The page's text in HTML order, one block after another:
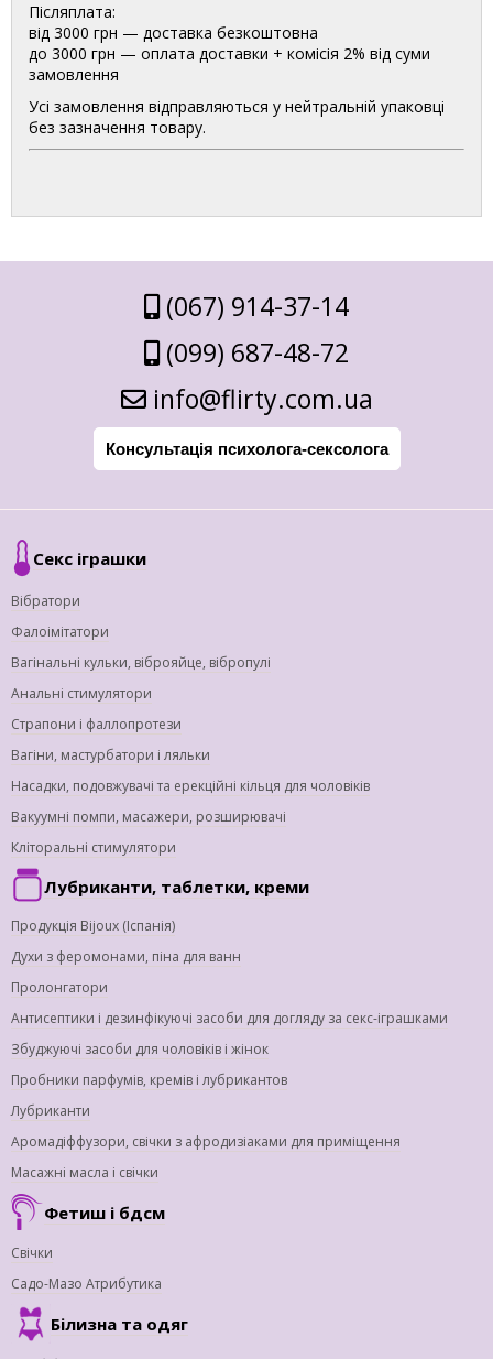
Післяплата:
від 3000 грн — доставка безкоштовна
до 3000 грн — оплата доставки + комісія 2% від суми
замовлення
Усі замовлення відправляються у нейтральній упаковці
без зазначення товару.
(067) 914-37-14
(099) 687-48-72
info@flirty.com.ua
Консультація психолога-сексолога
Секс іграшки
Вібратори
Фалоімітатори
Вагінальні кульки, віброяйце, вібропулі
Анальні стимулятори
Страпони і фаллопротези
Вагіни, мастурбатори і ляльки
Насадки, подовжувачі та ерекційні кільця для чоловіків
Вакуумні помпи, масажери, розширювачі
Кліторальні стимулятори
Лубриканти, таблетки, креми
Продукція Bijoux (Іспанія)
Духи з феромонами, піна для ванн
Пролонгатори
Антисептики і дезинфікуючі засоби для догляду за секс-іграшками
Збуджуючі засоби для чоловіків і жінок
Пробники парфумів, кремів і лубрикантов
Лубриканти
Аромадіффузори, свічки з афродизіаками для приміщення
Масажні масла і свічки
Фетиш і бдсм
Свічки
Садо-Мазо Атрибутика
Білизна та одяг